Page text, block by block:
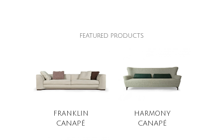
FEATURED PRODUCTS
FRANKLIN
CANAPÉ
HARMONY
CANAPÉ